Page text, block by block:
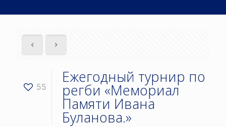
55
Ежегодный турнир по
регби «Мемориал
Памяти Ивана
Буланова.»